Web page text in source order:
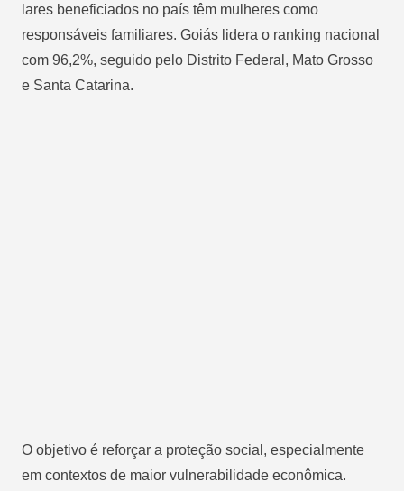
lares beneficiados no país têm mulheres como
responsáveis familiares. Goiás lidera o ranking nacional
com 96,2%, seguido pelo Distrito Federal, Mato Grosso
e Santa Catarina.
O objetivo é reforçar a proteção social, especialmente
em contextos de maior vulnerabilidade econômica.